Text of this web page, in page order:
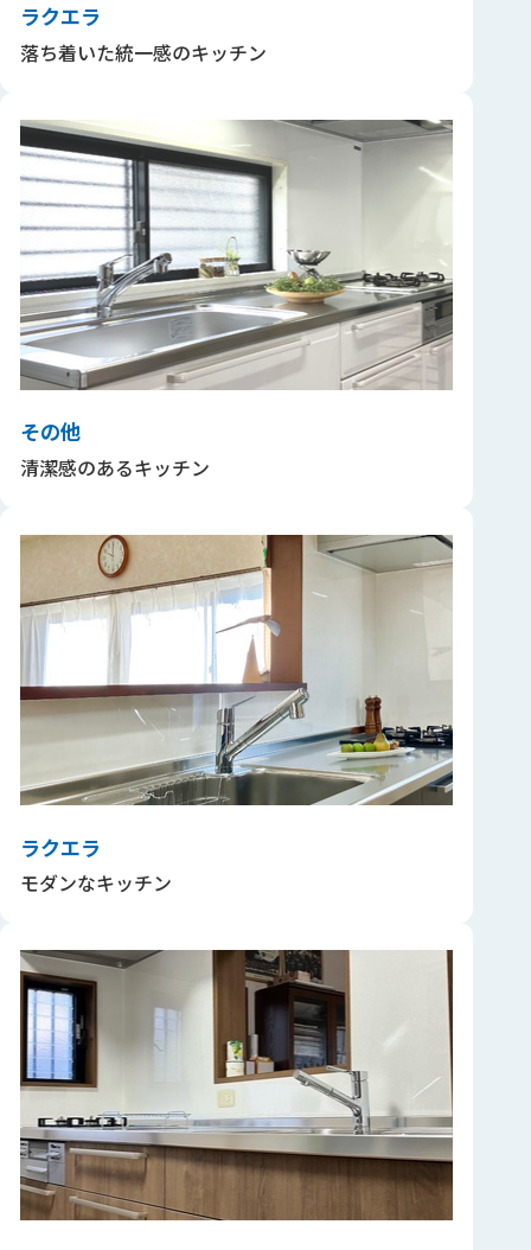
ラクエラ
落ち着いた統一感のキッチン
その他
清潔感のあるキッチン
ラクエラ
モダンなキッチン